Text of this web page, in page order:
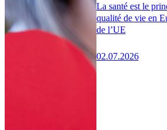
La santé est le
qualité de vie en
de l’UE
02.07.2026